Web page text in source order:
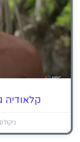
קלאודיה